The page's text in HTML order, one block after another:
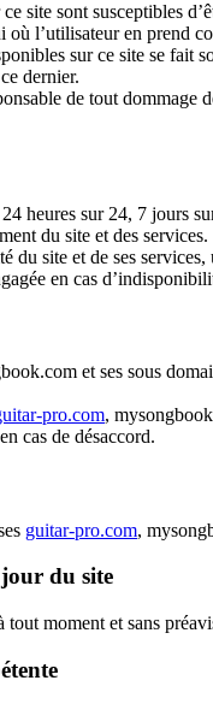
site sont susceptibles
l’utilisateur en prend
sur ce site se fait
dernier.
de tout
heures sur 24, 7 jours
du site et des services.
site et de ses
en cas
et ses sous
pro.com,
cas de désaccord.
guitar-pro.com,
du site
moment et sans